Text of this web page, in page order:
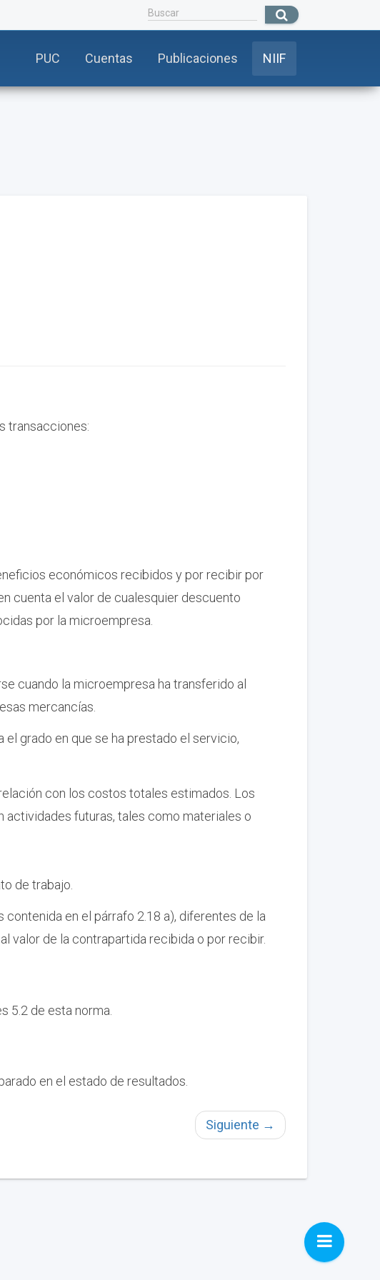
PUC Cuentas Publicaciones NIIF
transacciones:
económicos recibidos y por recibir por
cuenta el valor de cualesquier descuento
por la microempresa.
cuando la microempresa ha transferido al
mercancías.
grado en que se ha prestado el servicio,
con los costos totales estimados. Los
futuras, tales como materiales o
de trabajo.
en el párrafo 2.18 a), diferentes de la
valor de la contrapartida recibida o por recibir.
5.2 de esta norma.
en el estado de resultados.
Siguiente →